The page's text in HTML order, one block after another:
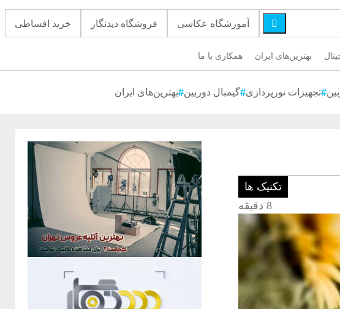
آموزشگاه عکاسی فروشگاه دیدنگار خرید اقساطی 
بهترین‌های ایران همکاری با ما
تجهیزات نورپردازی گیمبال دوربین بهترین‌های ایران
تکنیک ها
8 دقیقه